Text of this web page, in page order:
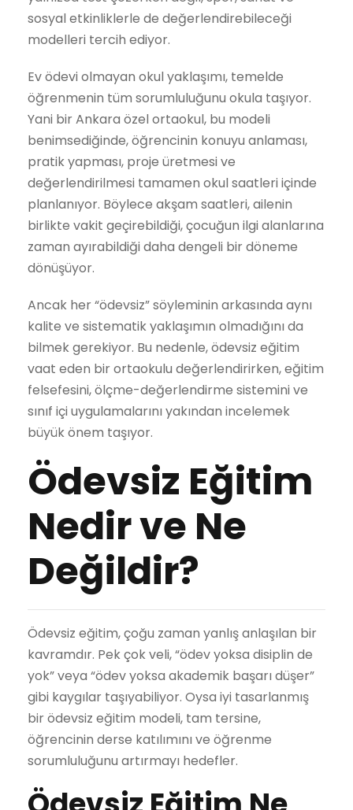
sosyal etkinliklerle de değerlendirebileceği
modelleri tercih ediyor.
Ev ödevi olmayan okul yaklaşımı, temelde
öğrenmenin tüm sorumluluğunu okula taşıyor.
Yani bir Ankara özel ortaokul, bu modeli
benimsediğinde, öğrencinin konuyu anlaması,
pratik yapması, proje üretmesi ve
değerlendirilmesi tamamen okul saatleri içinde
planlanıyor. Böylece akşam saatleri, ailenin
birlikte vakit geçirebildiği, çocuğun ilgi alanlarına
zaman ayırabildiği daha dengeli bir döneme
dönüşüyor.
Ancak her “ödevsiz” söyleminin arkasında aynı
kalite ve sistematik yaklaşımın olmadığını da
bilmek gerekiyor. Bu nedenle, ödevsiz eğitim
vaat eden bir ortaokulu değerlendirirken, eğitim
felsefesini, ölçme-değerlendirme sistemini ve
sınıf içi uygulamalarını yakından incelemek
büyük önem taşıyor.
Ödevsiz Eğitim
Nedir ve Ne
Değildir?
Ödevsiz eğitim, çoğu zaman yanlış anlaşılan bir
kavramdır. Pek çok veli, “ödev yoksa disiplin de
yok” veya “ödev yoksa akademik başarı düşer”
gibi kaygılar taşıyabiliyor. Oysa iyi tasarlanmış
bir ödevsiz eğitim modeli, tam tersine,
öğrencinin derse katılımını ve öğrenme
sorumluluğunu artırmayı hedefler.